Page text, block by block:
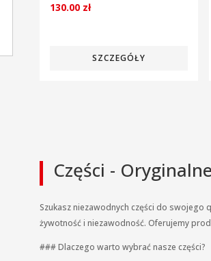
130.00 zł
SZCZEGÓŁY
Części -
Szukasz niezawodnych części do swojego
żywotność i niezawodność. Oferujemy
### Dlaczego warto wybrać nasze części?